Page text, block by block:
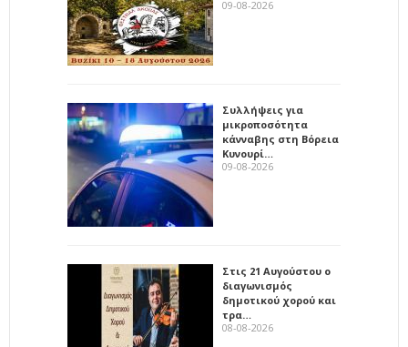
09-08-2026
Συλλήψεις για
μικροποσότητα
κάνναβης στη Βόρεια
Κυνουρί…
09-08-2026
Στις 21 Αυγούστου ο
διαγωνισμός
δημοτικού χορού και
τρα…
08-08-2026